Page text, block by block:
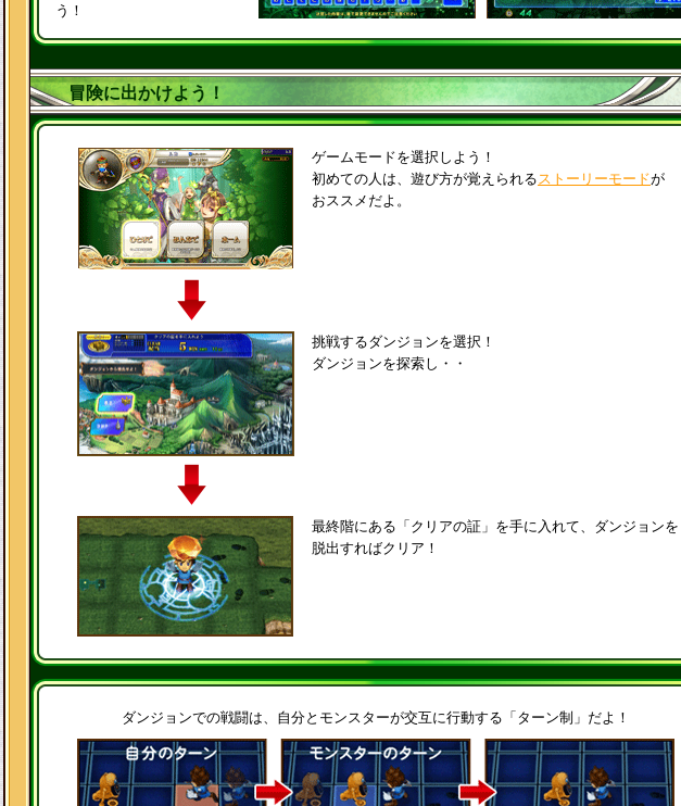
う！
冒険に出かけよう！
ゲームモードを選択しよう！
初めての人は、遊び方が覚えられるストーリーモードが
おススメだよ。
挑戦するダンジョンを選択！
ダンジョンを探索し・・
最終階にある「クリアの証」を手に入れて、ダンジョンを
脱出すればクリア！
ダンジョンでの戦闘は、自分とモンスターが交互に行動する「ターン制」だよ！